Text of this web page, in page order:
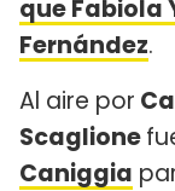
que Fabiola
Fernández.
Al aire por
Scaglione
Caniggia